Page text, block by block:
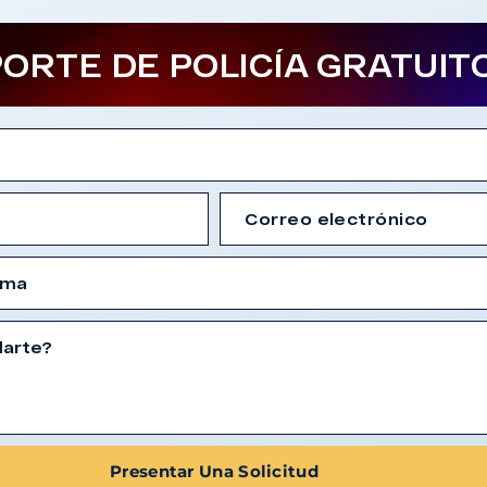
DE POLICÍA
Presentar Una Solicitud